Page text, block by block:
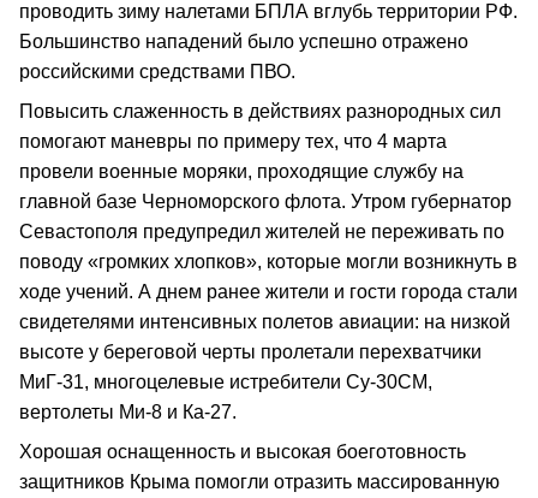
проводить зиму налетами БПЛА вглубь территории РФ.
Большинство нападений было успешно отражено
российскими средствами ПВО.
Повысить слаженность в действиях разнородных сил
помогают маневры по примеру тех, что 4 марта
провели военные моряки, проходящие службу на
главной базе Черноморского флота. Утром губернатор
Севастополя предупредил жителей не переживать по
поводу «громких хлопков», которые могли возникнуть в
ходе учений. А днем ранее жители и гости города стали
свидетелями интенсивных полетов авиации: на низкой
высоте у береговой черты пролетали перехватчики
МиГ-31, многоцелевые истребители Су-30СМ,
вертолеты Ми-8 и Ка-27.
Хорошая оснащенность и высокая боеготовность
защитников Крыма помогли отразить массированную